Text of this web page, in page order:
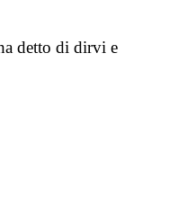
detto di dirvi e